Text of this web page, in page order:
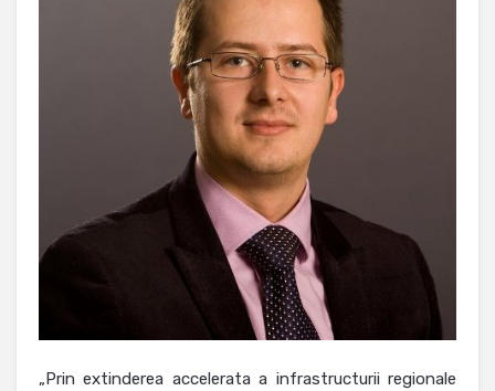
„Prin extinderea accelerata a infrastructurii regionale